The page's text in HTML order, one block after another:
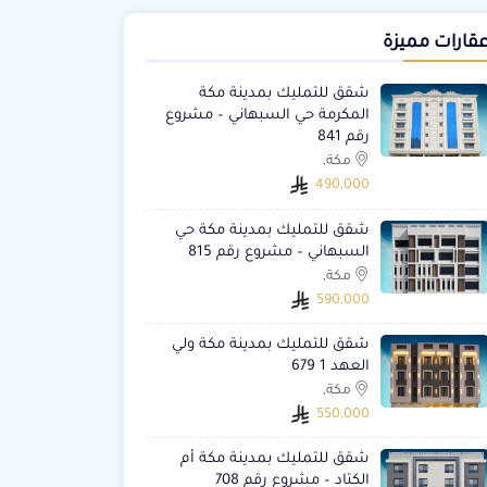
مميزة
شقق للتمليك بمدينة مكة
المكرمة حي السبهاني – مشروع
رقم 841
مكة,
490,000
شقق للتمليك بمدينة مكة حي
السبهاني – مشروع رقم 815
مكة,
590,000
شقق للتمليك بمدينة مكة ولي
العهد 1 679
مكة,
550,000
شقق للتمليك بمدينة مكة أم
الكتاد – مشروع رقم 708